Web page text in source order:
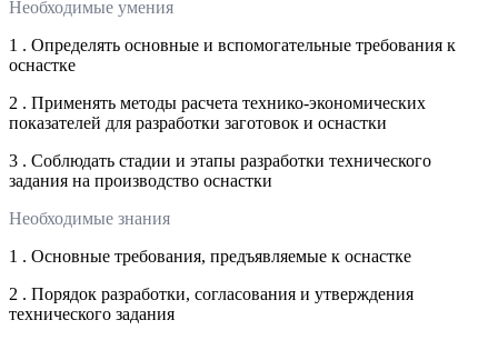
Необходимые умения
1 . Определять основные и вспомогательные требования к
оснастке
2 . Применять методы расчета технико-экономических
показателей для разработки заготовок и оснастки
3 . Соблюдать стадии и этапы разработки технического
задания на производство оснастки
Необходимые знания
1 . Основные требования, предъявляемые к оснастке
2 . Порядок разработки, согласования и утверждения
технического задания